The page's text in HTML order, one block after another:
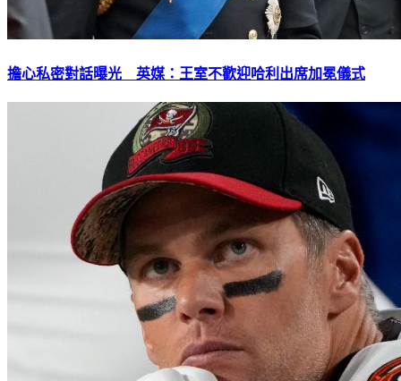
擔心私密對話曝光 英媒：王室不歡迎哈利出席加冕儀式